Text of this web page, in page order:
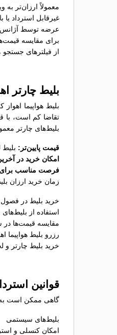
معمولاً ارزان‌تر به
غیرقابل استرداد یا
عرضه توسط
برای مقایسه
از فیلترهای جستجو
بلیط چارتر
بلیط هواپیما
تقاضا کم است، با
بلیط‌های چارتر
قیمت پایین‌تر:
امکان خرید در
فرصت مناسب برای
زمان خرید ارزان
خرید بلیط در فصول
استفاده از
مقایسه قیمت‌ها
رزرو بلیط
خرید بلیط چارتر و
قوانین
گاهی ممکن است به
بلیط‌های سیستمی
امکان کنسلی و